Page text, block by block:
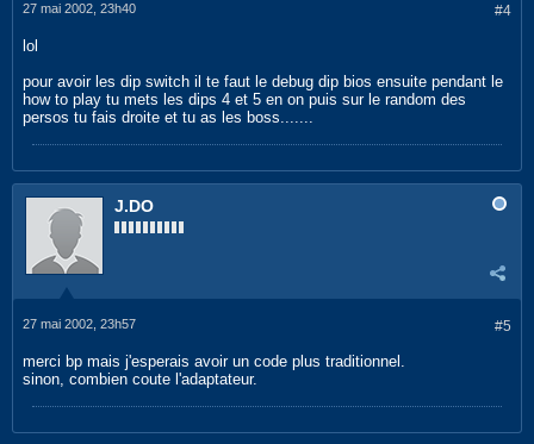
#4
27 mai 2002, 23h40
lol
pour avoir les dip switch il te faut le debug dip bios ensuite pendant le
how to play tu mets les dips 4 et 5 en on puis sur le random des
persos tu fais droite et tu as les boss.......
J.DO
#5
27 mai 2002, 23h57
merci bp mais j'esperais avoir un code plus traditionnel.
sinon, combien coute l'adaptateur.